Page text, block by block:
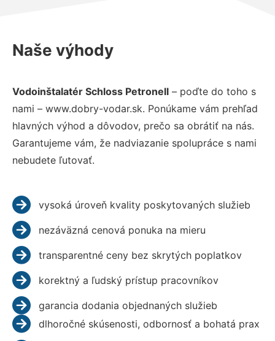
Naše výhody
Vodoinštalatér Schloss Petronell – poďte do toho s
nami – www.dobry-vodar.sk. Ponúkame vám prehľad
hlavných výhod a dôvodov, prečo sa obrátiť na nás.
Garantujeme vám, že nadviazanie spolupráce s nami
nebudete ľutovať.
vysoká úroveň kvality poskytovaných služieb
nezáväzná cenová ponuka na mieru
transparentné ceny bez skrytých poplatkov
korektný a ľudský prístup pracovníkov
garancia dodania objednaných služieb
dlhoročné skúsenosti, odbornosť a bohatá prax